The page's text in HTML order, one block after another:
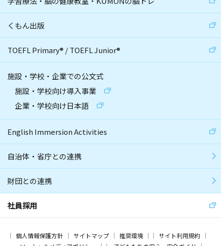
くもん出版
TOEFL Primary® /TOEFL Junior®
施設・学校・企業での公文式
施設・学校向け導入事業
企業・学校向け日本語
English Immersion Activities
自治体・省庁との連携
財団との連携
社員採用
個人情報保護方針 サイトマップ 推奨環境
サイト利用規約